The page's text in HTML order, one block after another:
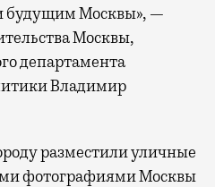
Москвы», —
Москвы,
департамента
Владимир
разместили уличные
фотографиями Москвы